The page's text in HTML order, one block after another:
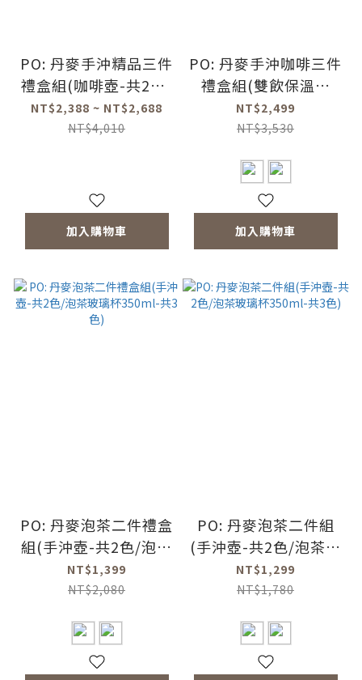
PO: 丹麥手沖精品三件
禮盒組(咖啡壺-共2色/
玻璃杯350ml-共4色/
咖啡磨-共2款)
NT$2,388 ~ NT$2,688
NT$4,010
加入購物車
PO: 丹麥手沖咖啡三件
禮盒組(雙飲保溫杯
520ml-共2色/不鏽鋼
磨芯咖啡磨2.0/咖啡濾
NT$2,499
NT$3,530
加入購物車
PO: 丹麥泡茶二件禮盒
組(手沖壺-共2色/泡茶
玻璃杯350ml-共3色)
NT$1,399
NT$2,080
PO: 丹麥泡茶二件組
(手沖壺-共2色/泡茶玻
璃杯350ml-共3色)
NT$1,299
NT$1,780